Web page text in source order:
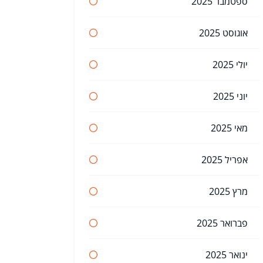
אוגוסט 2025
יולי 2025
יוני 2025
מאי 2025
אפריל 2025
מרץ 2025
פברואר 2025
ינואר 2025